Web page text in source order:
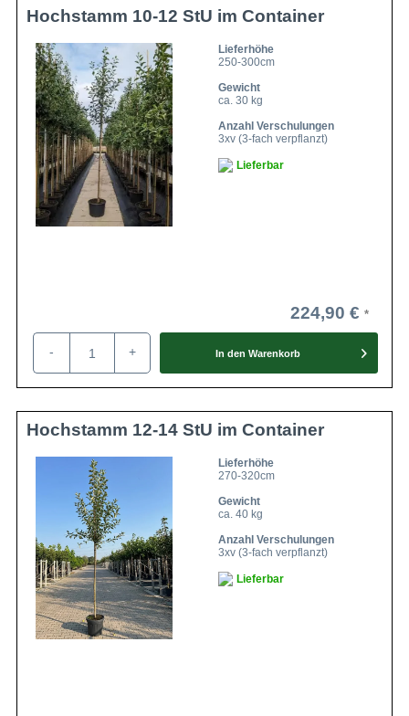
Hochstamm 10-12 StU im Container
Lieferhöhe
250-300cm
Gewicht
ca. 30 kg
Anzahl Verschulungen
3xv (3-fach verpflanzt)
Lieferbar
224,90 €
- + In den Warenkorb
Hochstamm 12-14 StU im Container
Lieferhöhe
270-320cm
Gewicht
ca. 40 kg
Anzahl Verschulungen
3xv (3-fach verpflanzt)
Lieferbar